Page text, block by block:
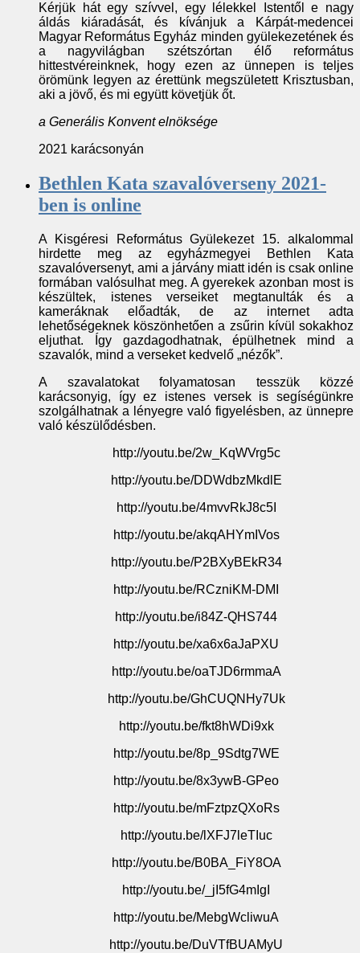
Kérjük hát egy szívvel, egy lélekkel Istentől e nagy
áldás kiáradását, és kívánjuk a Kárpát-medencei
Magyar Református Egyház minden gyülekezetének és
a nagyvilágban szétszórtan élő református
hittestvéreinknek, hogy ezen az ünnepen is teljes
örömünk legyen az érettünk megszületett Krisztusban,
aki a jövő, és mi együtt követjük őt.
a Generális Konvent elnöksége
2021 karácsonyán
Bethlen Kata szavalóverseny 2021-
ben is online
A Kisgéresi Református Gyülekezet 15. alkalommal
hirdette meg az egyházmegyei Bethlen Kata
szavalóversenyt, ami a járvány miatt idén is csak online
formában valósulhat meg. A gyerekek azonban most is
készültek, istenes verseiket megtanulták és a
kameráknak előadták, de az internet adta
lehetőségeknek köszönhetően a zsűrin kívül sokakhoz
eljuthat. Így gazdagodhatnak, épülhetnek mind a
szavalók, mind a verseket kedvelő „nézők”.
A szavalatokat folyamatosan tesszük közzé
karácsonyig, így ez istenes versek is segíségünkre
szolgálhatnak a lényegre való figyelésben, az ünnepre
való készülődésben.
http://youtu.be/2w_KqWVrg5c
http://youtu.be/DDWdbzMkdlE
http://youtu.be/4mvvRkJ8c5I
http://youtu.be/akqAHYmIVos
http://youtu.be/P2BXyBEkR34
http://youtu.be/RCzniKM-DMI
http://youtu.be/i84Z-QHS744
http://youtu.be/xa6x6aJaPXU
http://youtu.be/oaTJD6rmmaA
http://youtu.be/GhCUQNHy7Uk
http://youtu.be/fkt8hWDi9xk
http://youtu.be/8p_9Sdtg7WE
http://youtu.be/8x3ywB-GPeo
http://youtu.be/mFztpzQXoRs
http://youtu.be/lXFJ7leTIuc
http://youtu.be/B0BA_FiY8OA
http://youtu.be/_jI5fG4mIgI
http://youtu.be/MebgWcliwuA
http://youtu.be/DuVTfBUAMyU